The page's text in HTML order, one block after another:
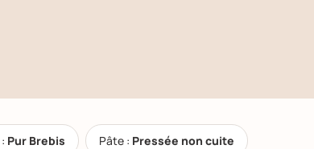
Pur Brebis Pâte : Pressée non cuite